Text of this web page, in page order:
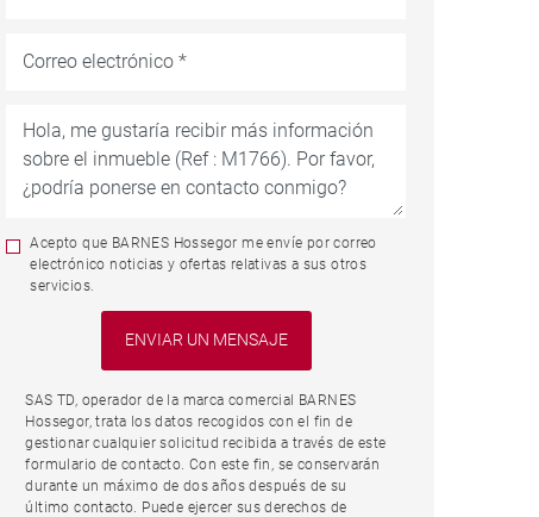
Acepto que BARNES Hossegor me envíe por correo
electrónico noticias y ofertas relativas a sus otros
servicios.
SAS TD, operador de la marca comercial BARNES
Hossegor, trata los datos recogidos con el fin de
gestionar cualquier solicitud recibida a través de este
formulario de contacto. Con este fin, se conservarán
durante un máximo de dos años después de su
último contacto. Puede ejercer sus derechos de